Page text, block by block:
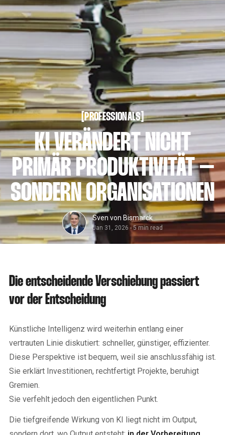
[PROFESSIONALS
PROFESSIONALS
[
KI VERÄNDERT NICHT
PRIMÄR PRODUKTIVITÄT –
SONDERN ORGANISATIONEN
Sven von Bismarck
Jan 31, 2026 -5 min read
Die entscheidende Verschiebung passiert
vor der Entscheidung
Künstliche Intelligenz wird weiterhin entlang einer
vertrauten Linie diskutiert: schneller, günstiger, effizienter.
Diese Perspektive ist bequem, weil sie anschlussfähig ist.
Sie erklärt Investitionen, rechtfertigt Projekte, beruhigt
Gremien.
Sie verfehlt jedoch den eigentlichen Punkt.
Die tiefgreifende Wirkung von KI liegt nicht im Output,